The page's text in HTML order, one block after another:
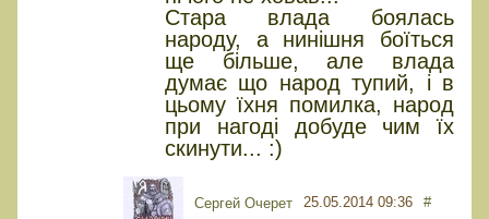
Стара влада боялась
народу, а нинішня боїться
ще більше, але влада
думає що народ тупий, і в
цьому їхня помилка, народ
при нагоді добуде чим їх
скинути... :)
Сергей Очерет 25.05.2014 09:36 #